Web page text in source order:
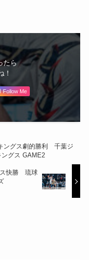
たら
！
Follow Me
ングス劇的勝利 千葉ジ
グス GAME2
ス快勝 琉球